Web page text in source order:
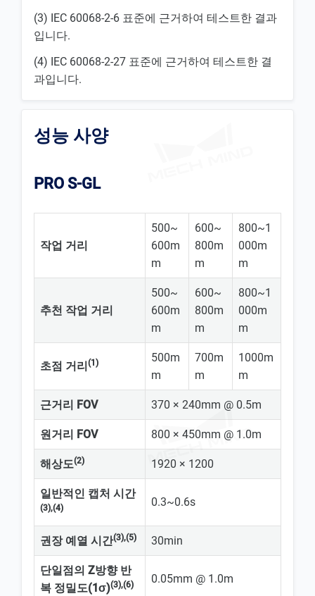
(3) IEC 60068-2-6 표준에 근거하여 테스트한 결과
입니다.
(4) IEC 60068-2-27 표준에 근거하여 테스트한 결
과입니다.
성능 사양
PRO S-GL
작업 거리
500~
600m
m
600~
800m
m
800~1
000m
m
추천 작업 거리
500~
600m
m
600~
800m
m
800~1
000m
m
초점 거리 (1)
500m
m
700m
m
1000m
m
근거리 FOV 370 × 240mm @ 0.5m
원거리 FOV 800 × 450mm @ 1.0m
해상도(2) 1920 × 1200
일반적인 캡처 시간
(3),(4) 0.3~0.6s
권장 예열 시간(3),(5) 30min
단일점의 Z방향 반
복 정밀도(1σ)(3),(6) 0.05mm @ 1.0m